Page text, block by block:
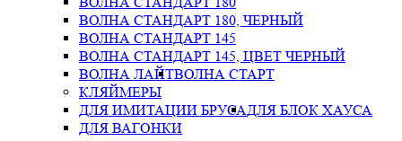
ВОЛНА СТАНДАРТ 180, ЧЕРНЫЙ
ВОЛНА СТАНДАРТ 145
ВОЛНА СТАНДАРТ 145, ЦВЕТ ЧЕРНЫЙ
ВОЛНА ЛАЙТВОЛНА СТАРТ
КЛЯЙМЕРЫ
ДЛЯ ИМИТАЦИИ БРУСАДЛЯ БЛОК ХАУСА
ДЛЯ ВАГОНКИ